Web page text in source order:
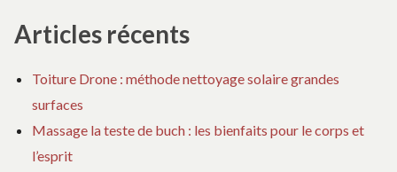
Articles récents
Toiture Drone : méthode nettoyage solaire grandes
surfaces
Massage la teste de buch : les bienfaits pour le corps et
l’esprit